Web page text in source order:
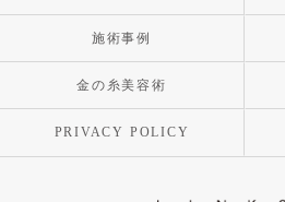
施術事例
金の糸美容術
PRIVACY POLICY